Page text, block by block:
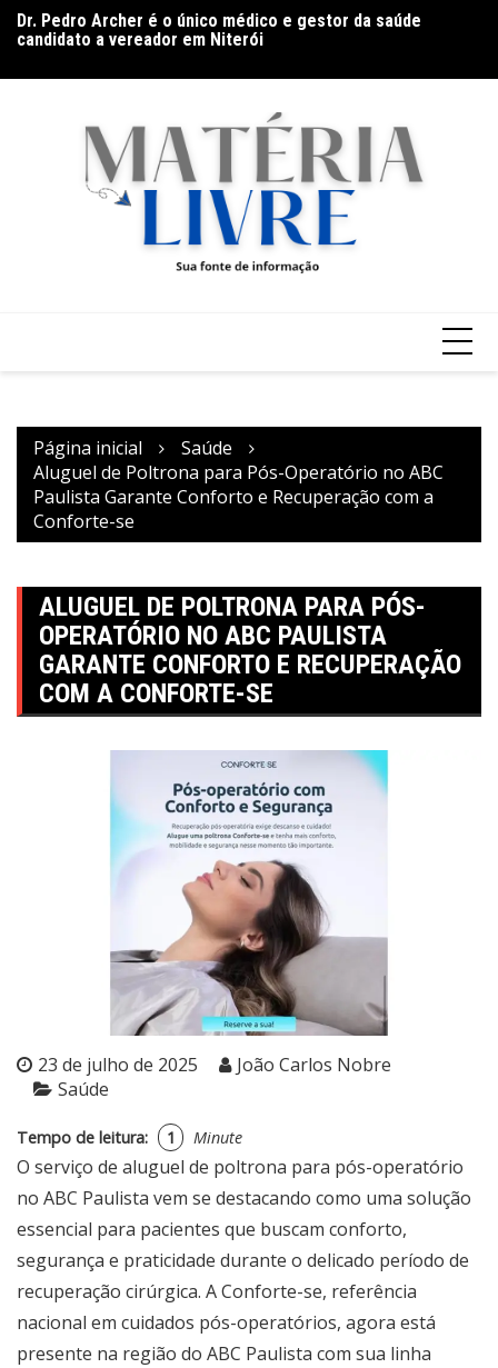
para
conteúdo
Dr. Pedro Archer é o único médico e gestor da saúde
candidato a vereador em Niterói
Página inicial
Saúde
Aluguel de Poltrona para Pós-Operatório no ABC
Paulista Garante Conforto e Recuperação com a
Conforte-se
ALUGUEL DE POLTRONA PARA PÓS-
OPERATÓRIO NO ABC PAULISTA
GARANTE CONFORTO E RECUPERAÇÃO
COM A CONFORTE-SE
23 de julho de 2025
João Carlos Nobre
Saúde
Tempo de leitura: 1 Minute
O serviço de aluguel de poltrona para pós-operatório
no ABC Paulista vem se destacando como uma solução
essencial para pacientes que buscam conforto,
segurança e praticidade durante o delicado período de
recuperação cirúrgica. A Conforte-se, referência
nacional em cuidados pós-operatórios, agora está
presente na região do ABC Paulista com sua linha